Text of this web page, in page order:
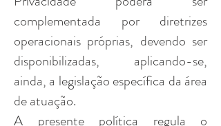
complementada por diretrizes
operacionais próprias, devendo ser
disponibilizadas, aplicando-se,
ainda, a legislação específica da área
de atuação.
A presente política regula o